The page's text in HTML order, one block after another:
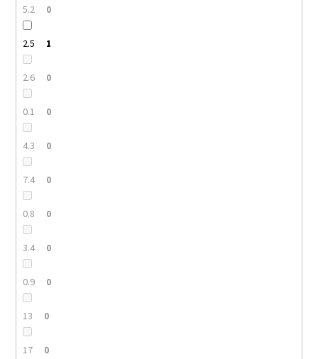
5.2 0
2.5 1
2.6 0
0.1 0
4.3 0
7.4 0
0.8 0
3.4 0
0.9 0
13 0
17 0